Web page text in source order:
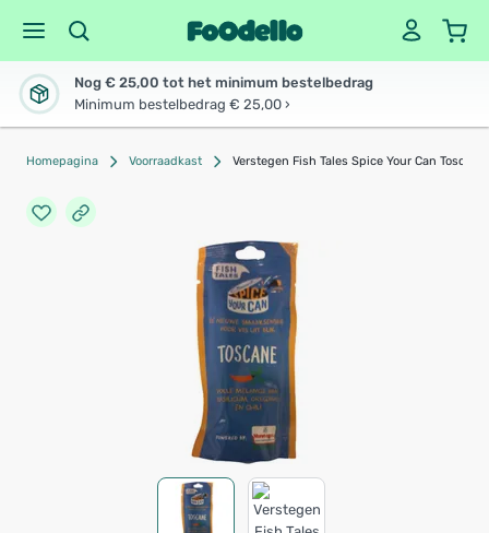
Nog € 25,00 tot het minimum bestelbedrag
Minimum bestelbedrag € 25,00 ›
Homepagina Voorraadkast Verstegen Fish Tales Spice Your Can